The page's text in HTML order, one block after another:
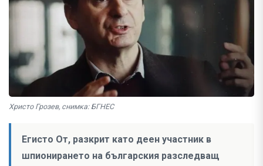
Христо Грозев, снимка: БГНЕС
Егисто От, разкрит като деен участник в
шпионирането на българския разследващ